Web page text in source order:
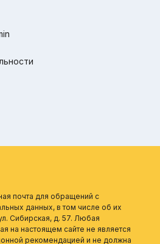
почта для обращений с
данных, в том числе об их
Сибирская, д. 57. Любая
на настоящем сайте не является
рекомендацией и не должна